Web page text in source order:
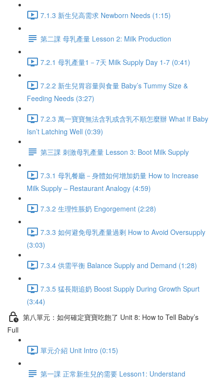
7.1.3 新生兒高需求 Newborn Needs (1:15)
第二課 母乳產量 Lesson 2: Milk Production
7.2.1 母乳產量1－7天 Milk Supply Day 1-7 (0:41)
7.2.2 新生兒胃容量與食量 Baby’s Tummy Size &
Feeding Needs (3:27)
7.2.3 萬一寶寶無法含乳或含乳不順怎麼辦 What If Baby
Isn’t Latching Well (0:39)
第三課 刺激母乳產量 Lesson 3: Boot Milk Supply
7.3.1 母乳餐廳－身體如何增加奶量 How to Increase
Milk Supply – Restaurant Analogy (4:59)
7.3.2 生理性脹奶 Engorgement (2:28)
7.3.3 如何避免母乳產量過剩 How to Avoid Oversupply
(3:03)
7.3.4 供需平衡 Balance Supply and Demand (1:28)
7.3.5 猛長期追奶 Boost Supply During Growth Spurt
(3:44)
第八單元：如何確定寶寶吃飽了 Unit 8: How to Tell Baby’s
Full
單元介紹 Unit Intro (0:15)
第一課 正常新生兒的需要 Lesson1: Understand